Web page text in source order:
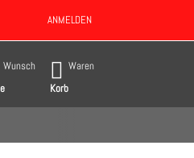
ANMELDEN
um alle Ergebnisse aufzurufen.
Wunsch
Waren
Korb